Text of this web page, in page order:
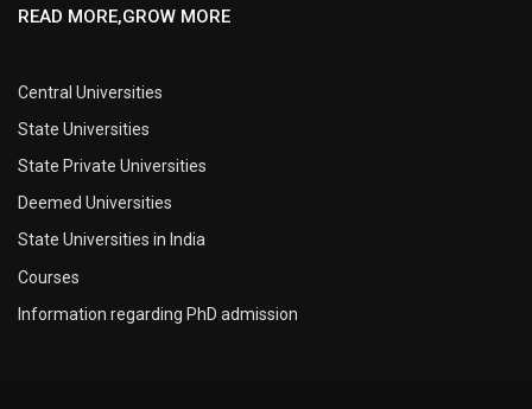
READ MORE,GROW MORE
Central Universities
State Universities
State Private Universities
Deemed Universities
State Universities in India
Courses
Information regarding PhD admission